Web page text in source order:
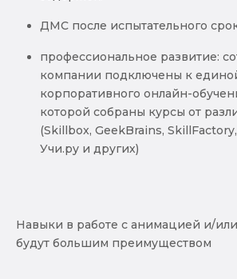
ДМС после испытательного
профессиональное развитие:
компании подключены к
корпоративного онлайн-
которой собраны курсы от
(Skillbox, GeekBrains,
Учи.ру и других)
Навыки в работе с анимацией и/
будут большим преимуществом